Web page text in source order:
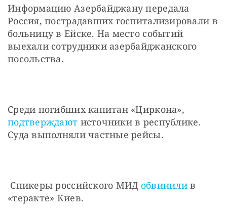
Информацию Азербайджану передала
Россия, пострадавших госпитализировали в
больницу в Ейске. На место событий
выехали сотрудники азербайджанского
посольства.
подтверждают источники в республике.
Суда выполняли частные рейсы.
Спикеры российского МИД обвинили в
«теракте» Киев.